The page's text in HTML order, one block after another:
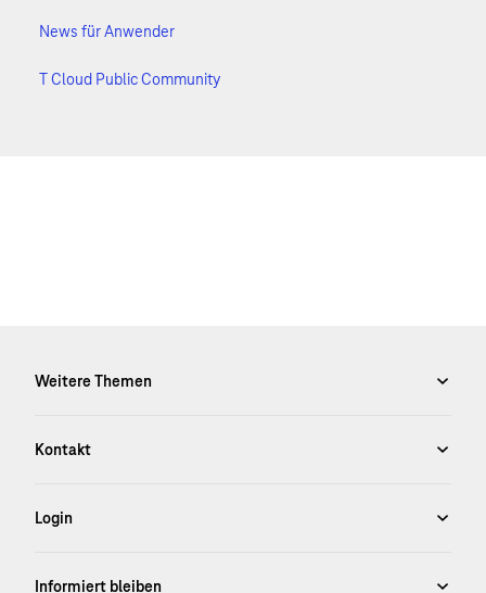
News für Anwender
T Cloud Public Community